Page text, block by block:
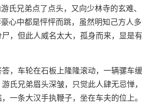
氏兄弟点了点头，又向少林寺的玄难
心中都是怦怦而跳，虽然明知己方人
，但此人威名太大，孤身而来，显是
，车轮在石板上隆隆滚动，一辆骡车
氏兄弟眉头深皱，只觉此人肆无忌惮
一条大汉手执鞭子，坐在车夫的位上